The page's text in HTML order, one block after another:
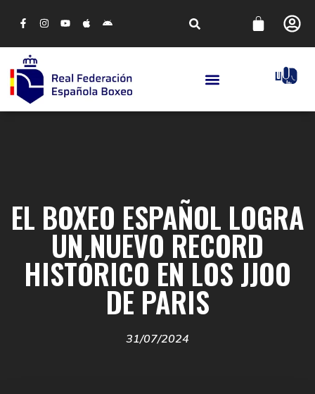
EL BOXEO ESPAÑOL LOGRA
UN NUEVO RECORD
HISTÓRICO EN LOS JJOO
DE PARIS
31/07/2024